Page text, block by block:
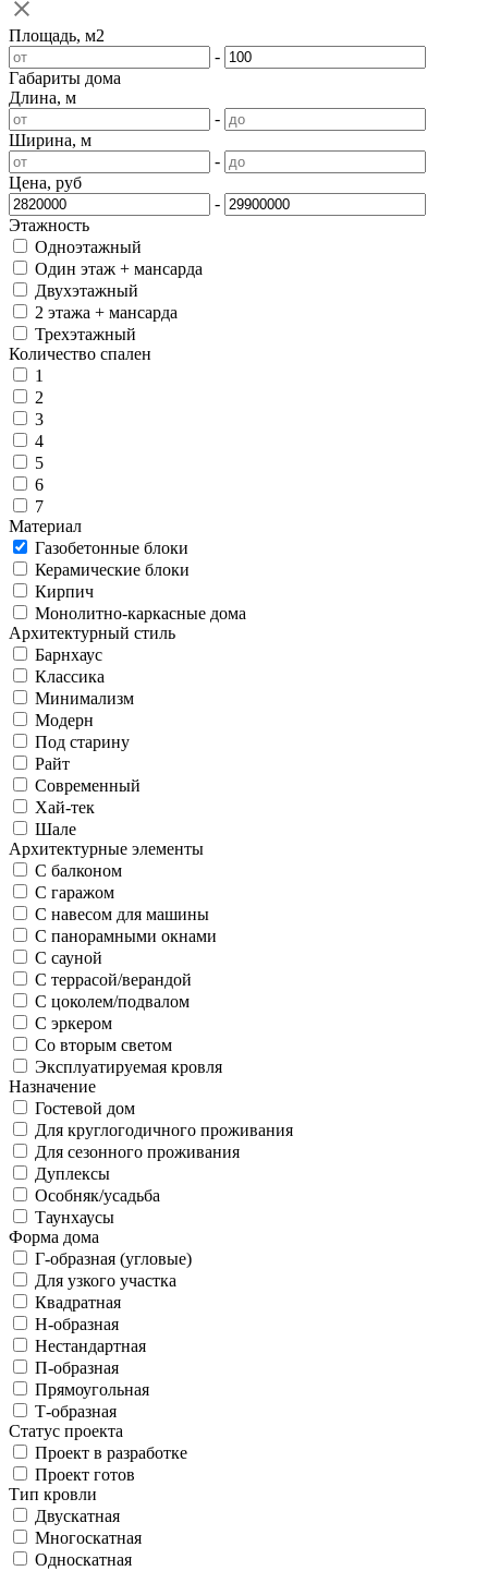
Площадь, м2
-
Габариты дома
Длина, м
-
Ширина, м
-
Цена, руб
-
Этажность
Одноэтажный
Один этаж + мансарда
Двухэтажный
2 этажа + мансарда
Трехэтажный
Количество спален
1
2
3
4
5
6
7
Материал
Газобетонные блоки
Керамические блоки
Кирпич
Монолитно-каркасные дома
Архитектурный стиль
Барнхаус
Классика
Минимализм
Модерн
Под старину
Райт
Современный
Хай-тек
Шале
Архитектурные элементы
С балконом
С гаражом
С навесом для машины
С панорамными окнами
С сауной
С террасой/верандой
С цоколем/подвалом
С эркером
Со вторым светом
Эксплуатируемая кровля
Назначение
Гостевой дом
Для круглогодичного проживания
Для сезонного проживания
Дуплексы
Особняк/усадьба
Таунхаусы
Форма дома
Г-образная (угловые)
Для узкого участка
Квадратная
Н-образная
Нестандартная
П-образная
Прямоугольная
Т-образная
Статус проекта
Проект в разработке
Проект готов
Тип кровли
Двускатная
Многоскатная
Односкатная